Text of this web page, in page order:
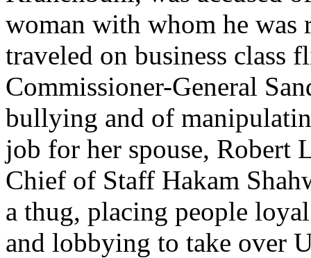
woman with whom he
traveled on business class
Commissioner-General
bullying and of
job for her spouse, Robert
Chief of Staff Hakam
a thug, placing people
and lobbying to take over